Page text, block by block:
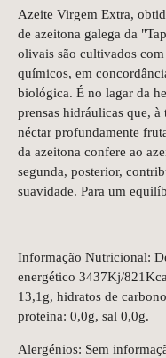
Azeite Virgem Extra,
de azeitona galega da
olivais são cultivados
químicos, em
biológica. É no lagar da
prensas hidráulicas que, à
néctar profundamente
da azeitona confere ao
segunda, posterior,
suavidade. Para um
Informação Nutricional:
energético 3437Kj/
13,1g, hidratos de
proteina: 0,0g, sal 0,0g.
Alergénios: Sem